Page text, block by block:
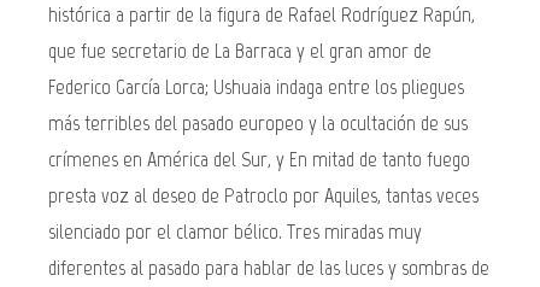
histórica a partir de la figura de Rafael Rodríguez Rapún,
que fue secretario de La Barraca y el gran amor de
Federico García Lorca; Ushuaia indaga entre los pliegues
más terribles del pasado europeo y la ocultación de sus
crímenes en América del Sur, y En mitad de tanto fuego
presta voz al deseo de Patroclo por Aquiles, tantas veces
silenciado por el clamor bélico. Tres miradas muy
diferentes al pasado para hablar de las luces y sombras de